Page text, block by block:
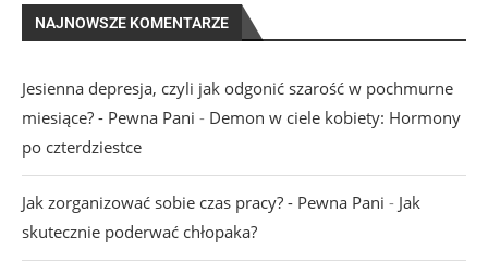
NAJNOWSZE KOMENTARZE
Jesienna depresja, czyli jak odgonić szarość w pochmurne
miesiące? - Pewna Pani - Demon w ciele kobiety: Hormony
po czterdziestce
Jak zorganizować sobie czas pracy? - Pewna Pani - Jak
skutecznie poderwać chłopaka?